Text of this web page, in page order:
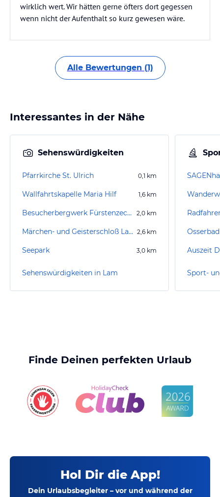
wirklich wert. Wir hätten gerne öfters dort gegessen
wenn nicht der Aufenthalt so kurz gewesen wäre.
Alle Bewertungen (1)
Interessantes in der Nähe
Sehenswürdigkeiten
Pfarrkirche St. Ulrich 0,1 km
Wallfahrtskapelle Maria Hilf 1,6 km
Besucherbergwerk Fürstenzeche 2,0 km
Märchen- und Geisterschloß Lambach 2,6 km
Seepark 3,0 km
Sehenswürdigkeiten in Lam Sport-
Finde Deinen perfekten Urlaub
Hol Dir die App!
Dein Urlaubsbegleiter – vor und während der